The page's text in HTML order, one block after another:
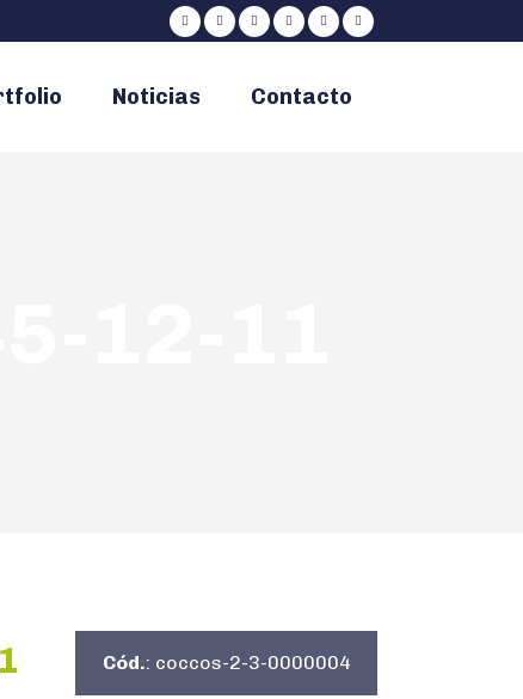
Noticias Contacto
Cód.: coccos-2-3-0000004